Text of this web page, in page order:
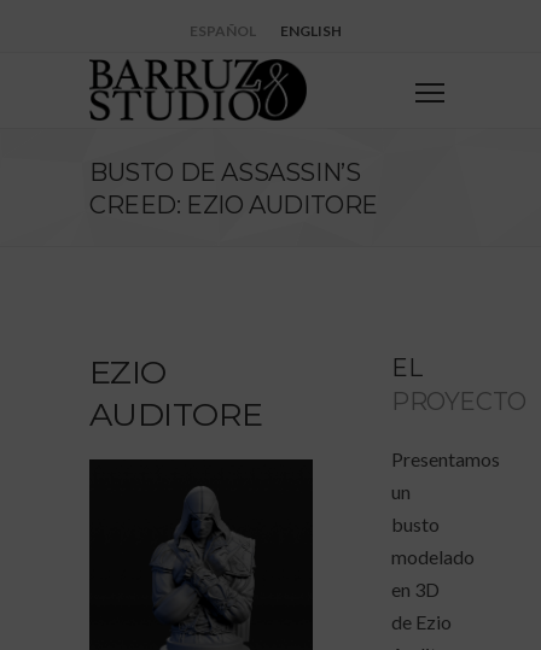
ESPAÑOL ENGLISH
BUSTO DE ASSASSIN’S
CREED: EZIO AUDITORE
EZIO
AUDITORE
EL
PROYECTO
Presentamos
un
busto
modelado
en 3D
de Ezio